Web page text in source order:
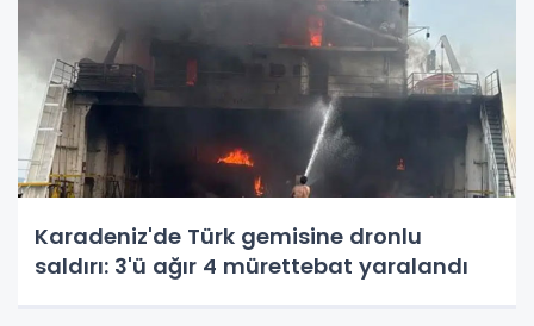
Karadeniz'de Türk gemisine dronlu
saldırı: 3'ü ağır 4 mürettebat yaralandı